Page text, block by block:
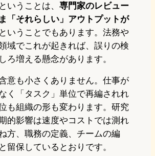
いうことは、 専門家のレビュー
「それらしい」アウトプットが
ということでもあります。法務や
域でこれが起きれば、誤りの検
ろ増える懸念があります。
意も小さくありません。仕事が
く「タスク」単位で再編されれ
も組織の形も変わります。研究
的影響は速度やコストでは測れ
方、職務の定義、チームの編
留保しているとおりです。